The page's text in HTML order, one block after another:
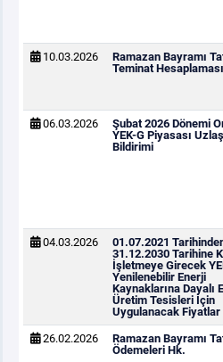
10.03.2026
Ramazan Bayramı
Teminat
06.03.2026
Şubat 2026 Dönemi
YEK-G Piyasası
Bildirimi
04.03.2026
01.07.2021
31.12.2030 Tarihine
İşletmeye Girecek
Yenilenebilir Enerji
Kaynaklarına Dayalı
Üretim Tesisleri İçin
Uygulanacak Fiyatlar
26.02.2026
Ramazan Bayramı
Ödemeleri Hk.